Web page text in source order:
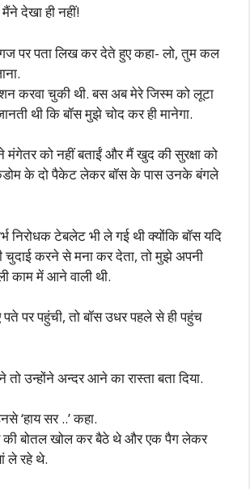
देखा ही नहीं!
पर पता लिख कर देते हुए कहा- लो, तुम कल
करवा चुकी थी. बस अब मेरे जिस्म को लूटा
थी कि बॉस मुझे चोद कर ही मानेगा.
को नहीं बताईं और मैं खुद की सुरक्षा को
के दो पैकेट लेकर बॉस के पास उनके बंगले
निरोधक टेबलेट भी ले गई थी क्योंकि बॉस यदि
चुदाई करने से मना कर देता, तो मुझे अपनी
काम में आने वाली थी.
पर पहुंची, तो बॉस उधर पहले से ही पहुंच
तो उन्होंने अन्दर आने का रास्ता बता दिया.
‘हाय सर ..’ कहा.
की बोतल खोल कर बैठे थे और एक पैग लेकर
ले रहे थे.